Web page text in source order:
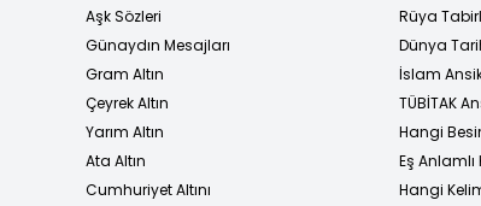
Aşk Sözleri
Günaydın Mesajları
Gram Altın
Çeyrek Altın
Yarım Altın
Ata Altın
Cumhuriyet Altını
Rüya
Dünya
İslam
TÜBİTAK
Hangi
Eş
Hangi